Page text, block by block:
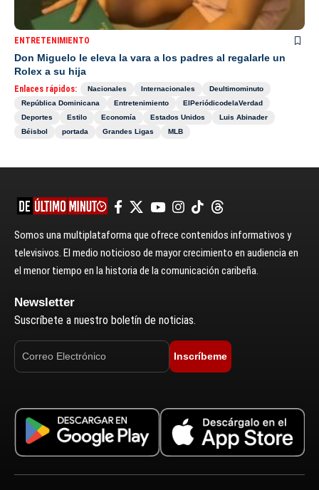
ENTRETENIMIENTO
Don Miguelo le eleva la vara a los padres al regalarle un
Rolex a su hija
Enlaces rápidos: Nacionales Internacionales
Deultimominuto
República Dominicana
Entretenimiento
ElPeriódicodelaVerdad
Deportes
Estilo Economía Estados Unidos
Luis Abinader
Béisbol
portada Grandes Ligas MLB
Somos una multiplataforma que ofrece contenidos informativos y
televisivos. El medio noticioso de mayor crecimiento en audiencia en
el menor tiempo en la historia de la comunicación caribeña.
Newsletter
Suscríbete a nuestro boletín de noticias.
Inscríbeme